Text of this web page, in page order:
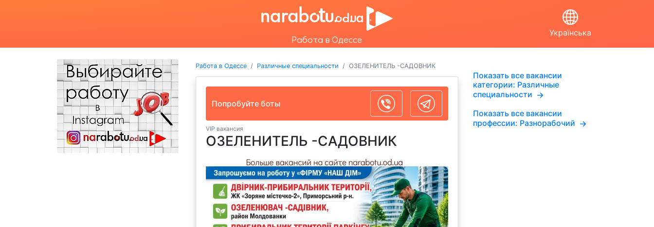
Работа в Одессе
Українська
Работа в Одессе Различные специальности ОЗЕЛЕНИТЕЛЬ -САДОВНИК
Попробуйте боты
VIP вакансия
ОЗЕЛЕНИТЕЛЬ -САДОВНИК
Показать все вакансии
категории: Различные
специальности
Показать все вакансии
профессии: Разнорабочий